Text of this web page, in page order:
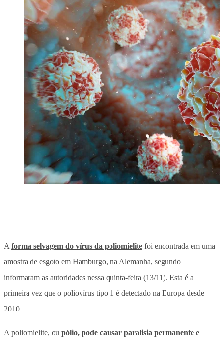
A forma selvagem do vírus da poliomielite foi encontrada em uma
amostra de esgoto em Hamburgo, na Alemanha, segundo
informaram as autoridades nessa quinta-feira (13/11). Esta é a
primeira vez que o poliovírus tipo 1 é detectado na Europa desde
2010.
A poliomielite, ou pólio, pode causar paralisia permanente e